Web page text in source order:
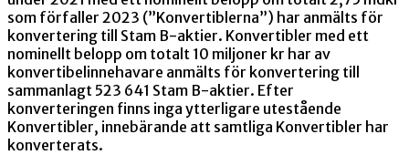
som förfaller 2023 (”Konvertiblerna”) har anmälts för
konvertering till Stam B-aktier. Konvertibler med ett
nominellt belopp om totalt 10 miljoner kr har av
konvertibelinnehavare anmälts för konvertering till
sammanlagt 523 641 Stam B-aktier. Efter
konverteringen finns inga ytterligare utestående
Konvertibler, innebärande att samtliga Konvertibler har
konverterats.